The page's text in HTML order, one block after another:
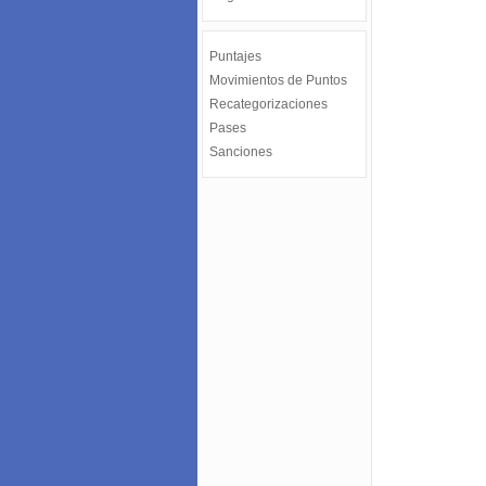
Puntajes
Movimientos de Puntos
Recategorizaciones
Pases
Sanciones